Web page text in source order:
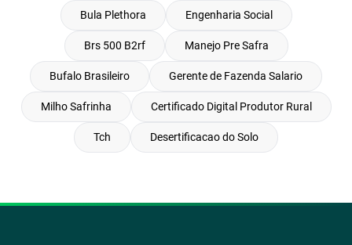
Bula Plethora Engenharia Social
Brs 500 B2rf Manejo Pre Safra
Bufalo Brasileiro Gerente de Fazenda Salario
Milho Safrinha Certificado Digital Produtor Rural
Tch Desertificacao do Solo